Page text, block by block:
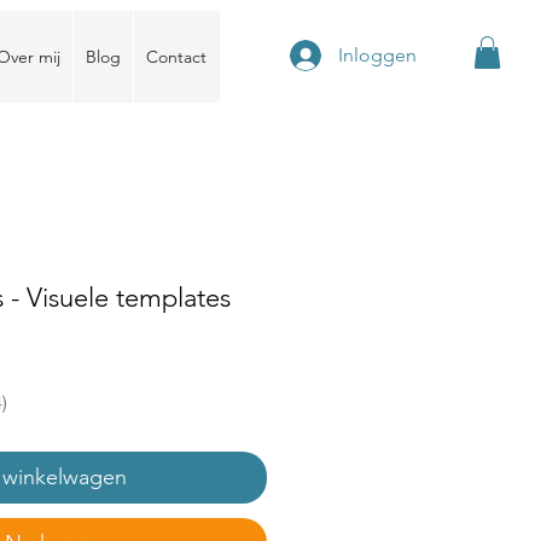
mij Blog Contact Inloggen
- Visuele templates